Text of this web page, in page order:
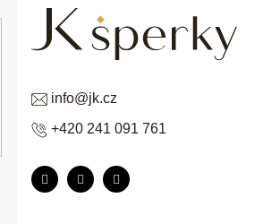
info@jk.cz
+420 241 091 761